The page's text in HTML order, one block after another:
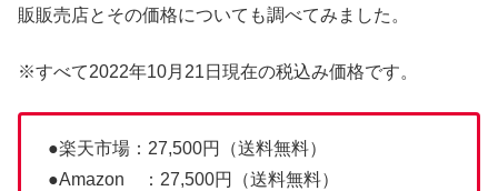
販販売店とその価格についても調べてみました。
※すべて2022年10月21日現在の税込み価格です。
●楽天市場：27,500円（送料無料）
●Amazon ：27,500円（送料無料）